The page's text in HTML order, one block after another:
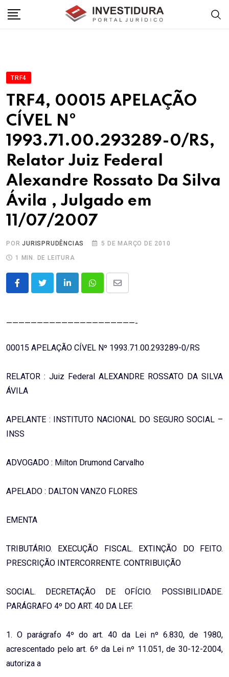
TRF4
TRF4, 00015 APELAÇÃO
CÍVEL Nº
1993.71.00.293289-0/RS,
Relator Juiz Federal
Alexandre Rossato Da Silva
Ávila , Julgado em
11/07/2007
PORJURISPRUDÊNCIAS
5 DE MARÇO DE 2010
1 MIN. DE LEITURA
LinkedInWhatsappShare
—————————————————————-
00015 APELAÇÃO CÍVEL Nº 1993.71.00.293289-0/RS
RELATOR : Juiz Federal ALEXANDRE ROSSATO DA SILVA
ÁVILA
APELANTE : INSTITUTO NACIONAL DO SEGURO SOCIAL –
INSS
ADVOGADO : Milton Drumond Carvalho
APELADO : DALTON VANZO FLORES
EMENTA
TRIBUTÁRIO. EXECUÇÃO FISCAL. EXTINÇÃO DO FEITO.
PRESCRIÇÃO INTERCORRENTE. CONTRIBUIÇÃO
SOCIAL. DECRETAÇÃO DE OFÍCIO. POSSIBILIDADE.
PARÁGRAFO 4º DO ART. 40 DA LEF.
1. O parágrafo 4º do art. 40 da Lei nº 6.830, de 1980,
acrescentado pelo art. 6º da Lei nº 11.051, de 30-12-2004,
autoriza a